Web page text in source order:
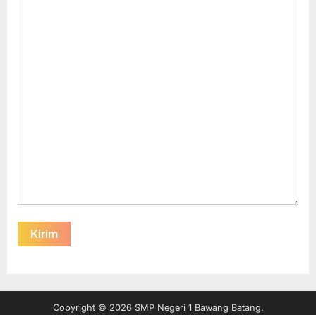
Copyright © 2026 SMP Negeri 1 Bawang Batang.